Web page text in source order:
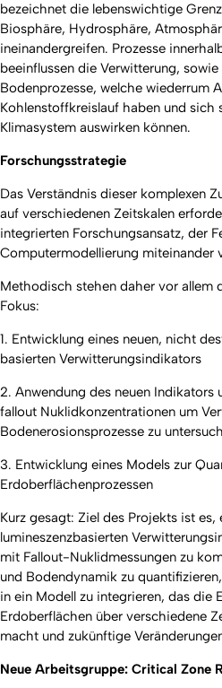
bezeichnet die lebenswichtige
Biosphäre, Hydrosphäre,
ineinandergreifen. Prozesse
beeinflussen die Verwitterung,
Bodenprozesse, welche wiederrum
Kohlenstoffkreislauf haben und sich
Klimasystem auswirken können.
Forschungsstrategie
Das Verständnis dieser komplexen
auf verschiedenen Zeitskalen
integrierten Forschungsansatz, der
Computermodellierung miteinander
Methodisch stehen daher vor allem
Fokus:
1. Entwicklung eines neuen, nicht
basierten Verwitterungsindikators
2. Anwendung des neuen Indikators
fallout Nuklidkonzentrationen um
Bodenerosionsprozesse zu
3. Entwicklung eines Models zur
Erdoberflächenprozessen
Kurz gesagt: Ziel des Projekts ist es,
lumineszenzbasierten
mit Fallout-Nuklidmessungen zu
und Bodendynamik zu
in ein Modell zu integrieren, das die
Erdoberflächen über verschiedene
macht und zukünftige
Neue Arbeitsgruppe: Critical Zone